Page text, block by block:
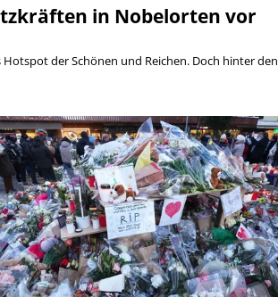
in Nobelorten vor
der Schönen und Reichen. Doch hinter den